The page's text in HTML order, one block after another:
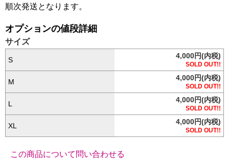
順次発送となります。
オプションの値段詳細
サイズ
S 4,000円(内税)
SOLD OUT!!
M 4,000円(内税)
SOLD OUT!!
L 4,000円(内税)
SOLD OUT!!
XL 4,000円(内税)
SOLD OUT!!
この商品について問い合わせる